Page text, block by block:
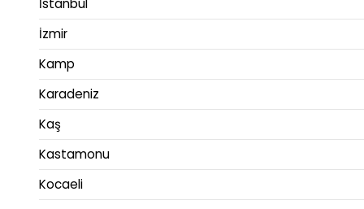
İstanbul
İzmir
Kamp
Karadeniz
Kaş
Kastamonu
Kocaeli